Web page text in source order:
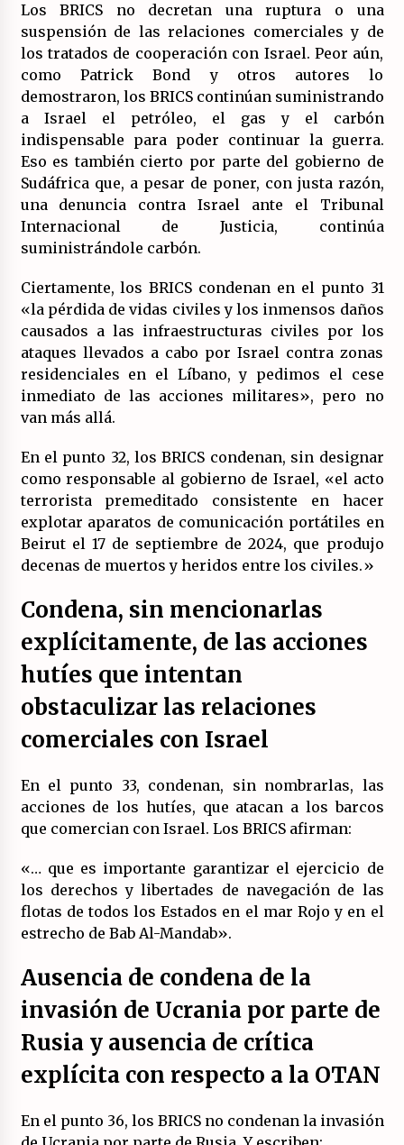
Los BRICS no decretan una ruptura o una
suspensión de las relaciones comerciales y de
los tratados de cooperación con Israel. Peor aún,
como Patrick Bond y otros autores lo
demostraron, los BRICS continúan suministrando
a Israel el petróleo, el gas y el carbón
indispensable para poder continuar la guerra.
Eso es también cierto por parte del gobierno de
Sudáfrica que, a pesar de poner, con justa razón,
una denuncia contra Israel ante el Tribunal
Internacional de Justicia, continúa
suministrándole carbón.
Ciertamente, los BRICS condenan en el punto 31
«la pérdida de vidas civiles y los inmensos daños
causados a las infraestructuras civiles por los
ataques llevados a cabo por Israel contra zonas
residenciales en el Líbano, y pedimos el cese
inmediato de las acciones militares», pero no
van más allá.
En el punto 32, los BRICS condenan, sin designar
como responsable al gobierno de Israel, «el acto
terrorista premeditado consistente en hacer
explotar aparatos de comunicación portátiles en
Beirut el 17 de septiembre de 2024, que produjo
decenas de muertos y heridos entre los civiles.»
Condena, sin mencionarlas
explícitamente, de las acciones
hutíes que intentan
obstaculizar las relaciones
comerciales con Israel
En el punto 33, condenan, sin nombrarlas, las
acciones de los hutíes, que atacan a los barcos
que comercian con Israel. Los BRICS afirman:
«… que es importante garantizar el ejercicio de
los derechos y libertades de navegación de las
flotas de todos los Estados en el mar Rojo y en el
estrecho de Bab Al-Mandab».
Ausencia de condena de la
invasión de Ucrania por parte de
Rusia y ausencia de crítica
explícita con respecto a la OTAN
En el punto 36, los BRICS no condenan la invasión